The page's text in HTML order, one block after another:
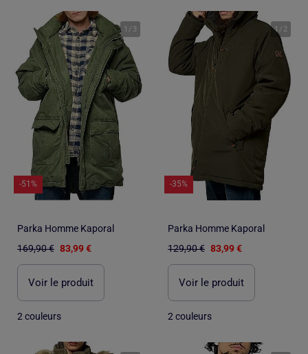
1 / 3
-51%
Parka Homme Kaporal
169,90 € 83,99 €
Voir le produit
2 couleurs
1 / 2
-35%
Parka Homme Kaporal
129,90 € 83,99 €
Voir le produit
2 couleurs